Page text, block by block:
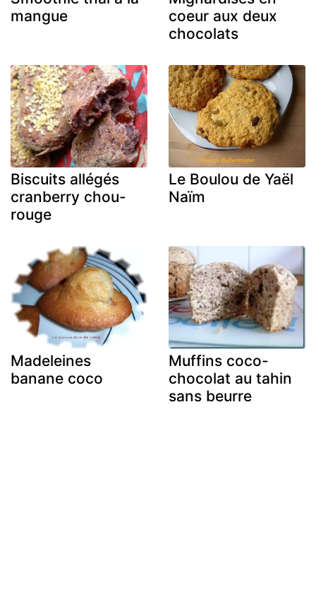
mangue
coeur aux deux
chocolats
Biscuits allégés
cranberry chou-
rouge
Le Boulou de Yaël
Naïm
Madeleines
banane coco
Muffins coco-
chocolat au tahin
sans beurre